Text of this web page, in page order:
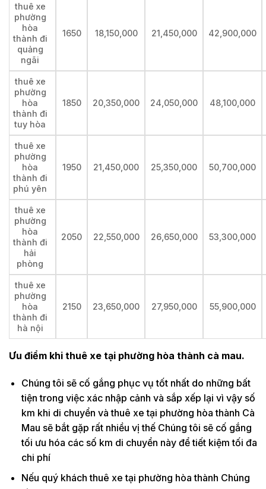
thuê xe
phường
hòa
thành đi
quảng
ngãi
1650 18,150,000 21,450,000 42,900,000
thuê xe
phường
hòa
thành đi
tuy hòa
1850 20,350,000 24,050,000 48,100,000
thuê xe
phường
hòa
thành đi
phú yên
1950 21,450,000 25,350,000 50,700,000
thuê xe
phường
hòa
thành đi
hải
phòng
2050 22,550,000 26,650,000 53,300,000
thuê xe
phường
hòa
thành đi
hà nội
2150 23,650,000 27,950,000 55,900,000
Ưu điểm khi thuê xe tại phường hòa thành cà mau.
Chúng tôi sẽ cố gắng phục vụ tốt nhất do những bất
tiện trong việc xác nhập cảnh và sắp xếp lại vì vậy số
km khi di chuyển và thuê xe tại phường hòa thành Cà
Mau sẽ bắt gặp rất nhiều vị thế Chúng tôi sẽ cố gắng
tối ưu hóa các số km di chuyển này để tiết kiệm tối đa
chi phí
Nếu quý khách thuê xe tại phường hòa thành Chúng